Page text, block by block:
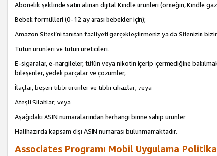
Abonelik şeklinde satın alınan dijital Kindle ürünleri (örneğin, Kindle
Bebek formülleri (0-12 ay arası bebekler için);
Amazon Sitesi’ni tanıtan faaliyeti gerçekleştirmeniz ya da Sitenizin
Tütün ürünleri ve tütün üreticileri;
E-sigaralar, e-nargileler, tütün veya nikotin içerip içermediğine
bileşenler, yedek parçalar ve çözümler;
İlaçlar, beşeri tıbbi ürünler ve tıbbi cihazlar; veya
Ateşli Silahlar; veya
Aşağıdaki ASIN numaralarından herhangi birine sahip ürünler:
Halihazırda kapsam dışı ASIN numarası bulunmamaktadır.
Associates Programı Mobil Uygulama